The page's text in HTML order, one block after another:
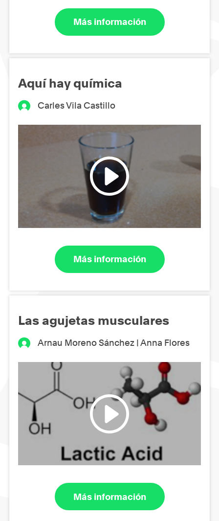
Más información
Aquí hay química
Carles Vila Castillo
Más información
Las agujetas musculares
Arnau Moreno Sánchez | Anna Flores
Más información